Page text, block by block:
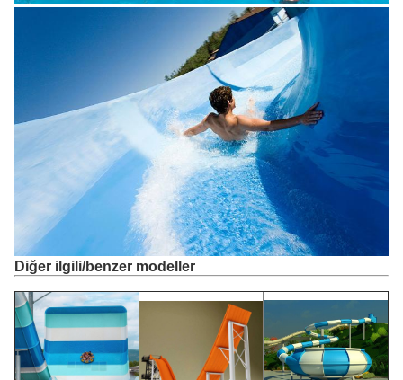
Diğer ilgili/benzer modeller